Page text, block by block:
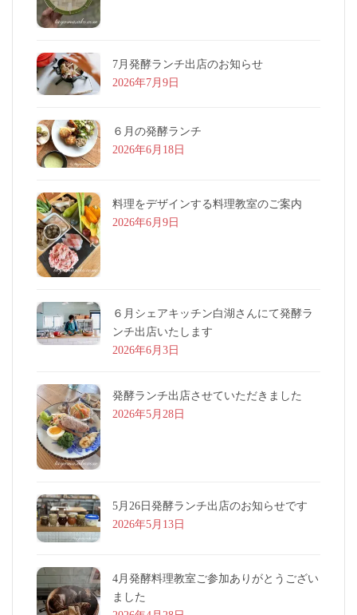
7月発酵ランチ出店のお知らせ
2026年7月9日
６月の発酵ランチ
2026年6月18日
料理をデザインする料理教室のご案内
2026年6月9日
６月シェアキッチン白湖さんにて発酵ラ
ンチ出店いたします
2026年6月3日
発酵ランチ出店させていただきました
2026年5月28日
5月26日発酵ランチ出店のお知らせです
2026年5月13日
4月発酵料理教室ご参加ありがとうござい
ました